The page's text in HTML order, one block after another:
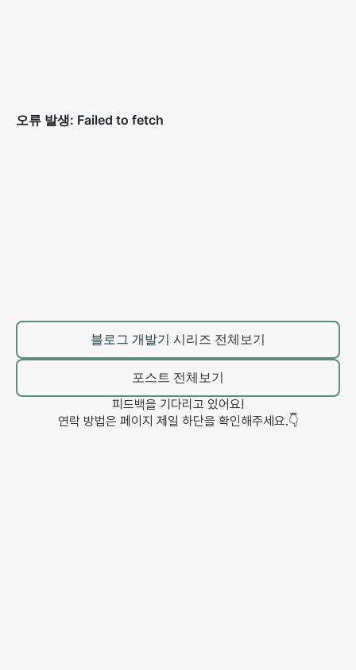
블로그 개발기 시리즈 전체보기
포스트 전체보기
피드백을 기다리고 있어요!
연락 방법은 페이지 제일 하단을 확인해주세요.👇